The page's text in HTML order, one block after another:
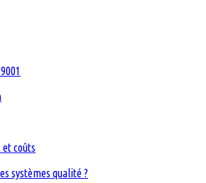
et coûts
systèmes qualité ?